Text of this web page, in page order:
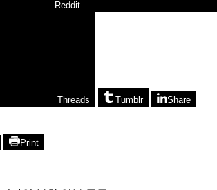
Reddit
Threads Tumblr Share
Print